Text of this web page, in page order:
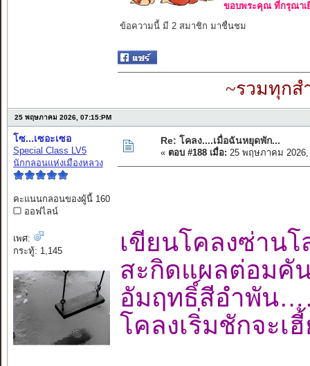
ขอบพระคุณ ที่กรุณาเ
ข้อความนี้ มี 2 สมาชิก มาชื่นชม
~รวมทุกส
25 พฤษภาคม 2026, 07:15:PM
โซ...เซอะเซอ
Special Class LV5
นักกลอนแห่งเมืองหลวง
คะแนนกลอนของผู้นี้ 160
ออฟไลน์
เพศ:
กระทู้: 1,145
Re: โคลง....เมื่อฉันหยุดพัก...
« ตอบ #188 เมื่อ: 25 พฤษภาคม 2026,
เขียนโคลงซ่าน
สะกิดแผลต่อม
อัมฤทธิ์สีอำพั
โคลงเริ่มชักจะ